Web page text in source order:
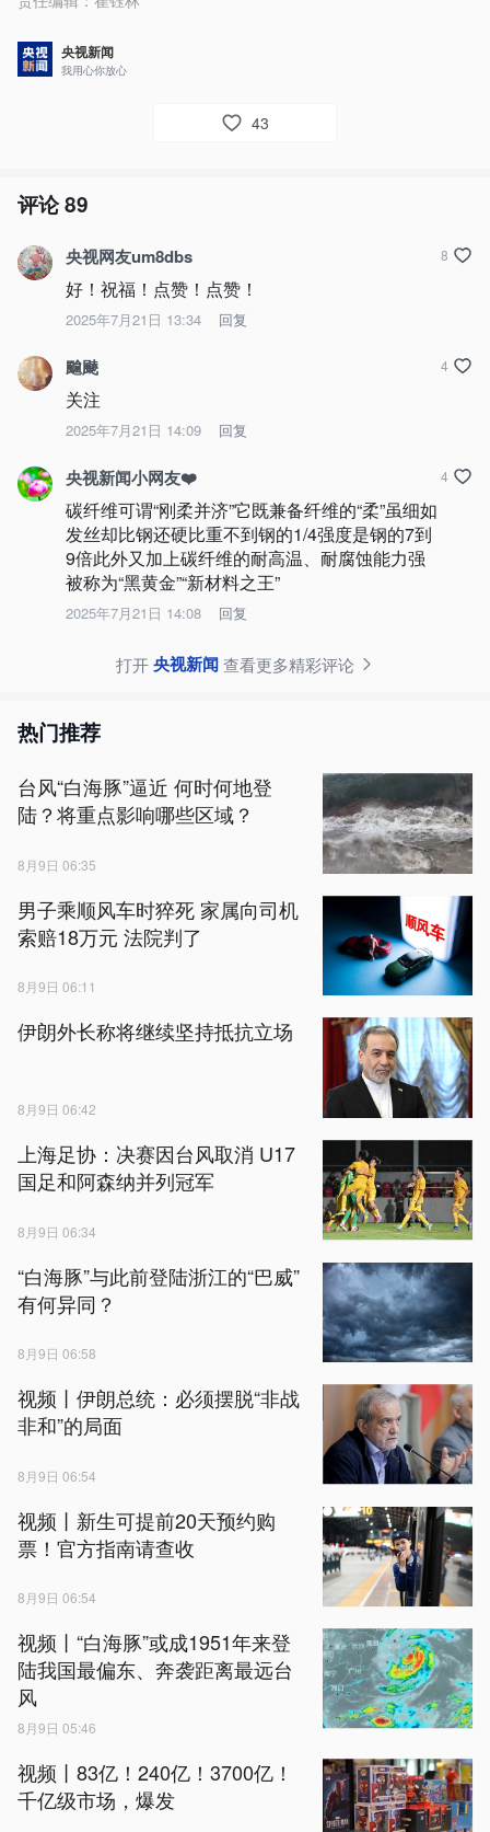
央视新闻
我用心你放心
43
评论89
央视网友um8dbs
好！祝福！点赞！点赞！
2025年7月21日 13:34 回复
8
䬔䬉
关注
2025年7月21日 14:09 回复
4
央视新闻小网友❤️
碳纤维可谓“刚柔并济”它既兼备纤维的“柔”虽细如
发丝却比钢还硬比重不到钢的1/4强度是钢的7到
9倍此外又加上碳纤维的耐高温、耐腐蚀能力强
被称为“黑黄金”“新材料之王”
2025年7月21日 14:08 回复
4
打开央视新闻查看更多精彩评论
热门推荐
台风“白海豚”逼近 何时何地登
陆？将重点影响哪些区域？
8月9日 06:35
男子乘顺风车时猝死 家属向司机
索赔18万元 法院判了
8月9日 06:11
伊朗外长称将继续坚持抵抗立场
8月9日 06:42
上海足协：决赛因台风取消 U17
国足和阿森纳并列冠军
8月9日 06:34
“白海豚”与此前登陆浙江的“巴威”
有何异同？
8月9日 06:58
视频丨伊朗总统：必须摆脱“非战
非和”的局面
8月9日 06:54
视频丨新生可提前20天预约购
票！官方指南请查收
8月9日 06:54
视频丨“白海豚”或成1951年来登
陆我国最偏东、奔袭距离最远台
风
8月9日 05:46
视频丨83亿！240亿！3700亿！
千亿级市场，爆发